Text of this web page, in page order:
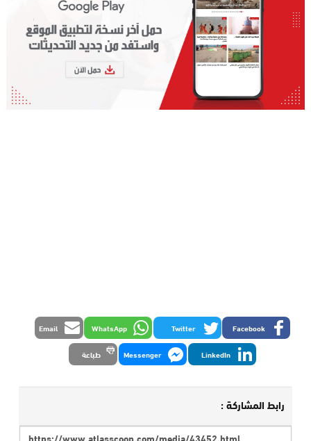
Facebook
Twitter
WhatsApp
Email
LinkedIn
Messenger طباعة
رابط المشاركة :